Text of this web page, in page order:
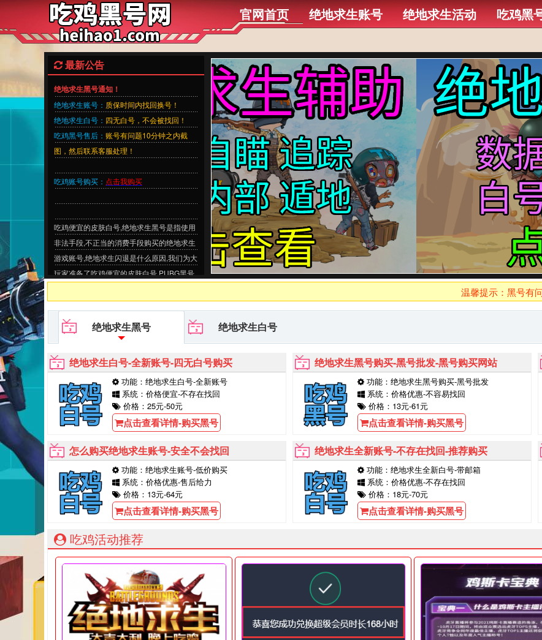
官网首页 绝地求生账号 绝地求生活动 吃鸡黑
最新公告
绝地求生黑号通知！
绝地求生账号： 质保时间内找回换号！
绝地求生白号： 四无白号，不会被找回！
吃鸡黑号售后： 账号有问题10分钟之内截
图，然后联系客服处理！
吃鸡账号购买： 点击我购买
吃鸡便宜的皮肤白号,绝地求生黑号是指使用
非法手段,不正当的消费手段购买的绝地求生
游戏账号,绝地求生闪退是什么原因,我们为大
玩家准备了吃鸡便宜的皮肤白号,PUBG黑号
温馨提示：黑号有问
绝地求生黑号 绝地求生白号
绝地求生白号-全新账号-四无白号购买
功能：绝地求生白号-全新账号
系统：价格便宜-不存在找回
价格：25元-50元
点击查看详情-购买黑号
绝地求生黑号购买-黑号批发-黑号购买网站
功能：绝地求生黑号购买-黑号批发
系统：价格优惠-不容易找回
价格：13元-61元
点击查看详情-购买黑号
怎么购买绝地求生账号-安全不会找回
功能：绝地求生账号-低价购买
系统：价格优惠-售后给力
价格：13元-64元
点击查看详情-购买黑号
绝地求生全新账号-不存在找回-推荐购买
功能：绝地求生全新白号-带邮箱
系统：价格优惠-不存在找回
价格：18元-70元
点击查看详情-购买黑号
吃鸡活动推荐